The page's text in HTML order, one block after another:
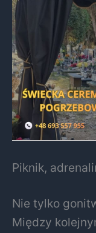
Piknik,
Nie tylko
Między